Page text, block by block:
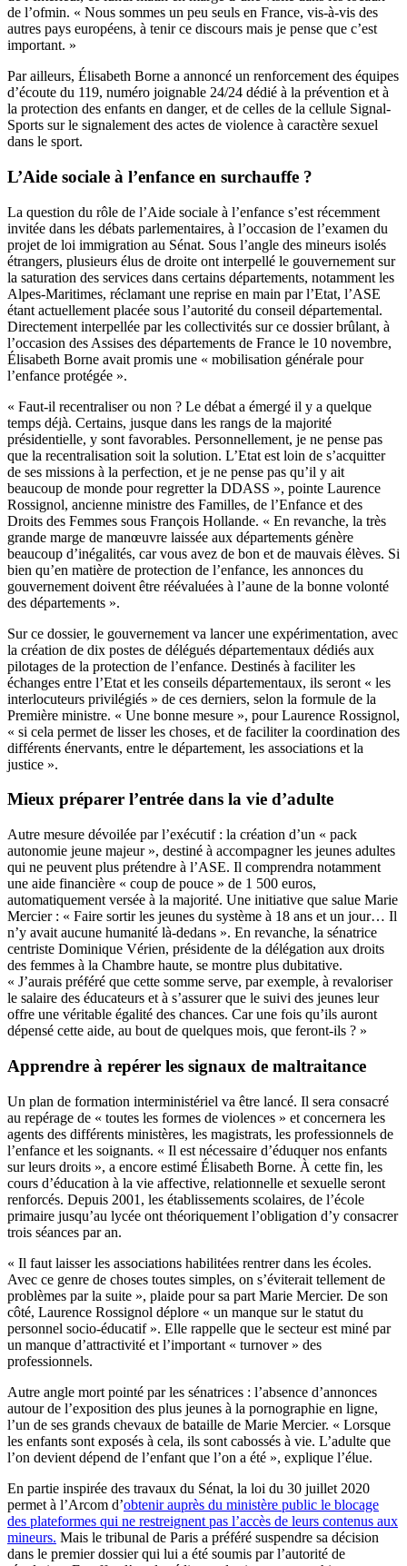
de l’ofmin. « Nous sommes un peu seuls en France, vis-à-vis des
autres pays européens, à tenir ce discours mais je pense que c’est
important. »
Par ailleurs, Élisabeth Borne a annoncé un renforcement des équipes
d’écoute du 119, numéro joignable 24/24 dédié à la prévention et à
la protection des enfants en danger, et de celles de la cellule Signal-
Sports sur le signalement des actes de violence à caractère sexuel
dans le sport.
L’Aide sociale à l’enfance en surchauffe ?
La question du rôle de l’Aide sociale à l’enfance s’est récemment
invitée dans les débats parlementaires, à l’occasion de l’examen du
projet de loi immigration au Sénat. Sous l’angle des mineurs isolés
étrangers, plusieurs élus de droite ont interpellé le gouvernement sur
la saturation des services dans certains départements, notamment les
Alpes-Maritimes, réclamant une reprise en main par l’Etat, l’ASE
étant actuellement placée sous l’autorité du conseil départemental.
Directement interpellée par les collectivités sur ce dossier brûlant, à
l’occasion des Assises des départements de France le 10 novembre,
Élisabeth Borne avait promis une « mobilisation générale pour
l’enfance protégée ».
« Faut-il recentraliser ou non ? Le débat a émergé il y a quelque
temps déjà. Certains, jusque dans les rangs de la majorité
présidentielle, y sont favorables. Personnellement, je ne pense pas
que la recentralisation soit la solution. L’Etat est loin de s’acquitter
de ses missions à la perfection, et je ne pense pas qu’il y ait
beaucoup de monde pour regretter la DDASS », pointe Laurence
Rossignol, ancienne ministre des Familles, de l’Enfance et des
Droits des Femmes sous François Hollande. « En revanche, la très
grande marge de manœuvre laissée aux départements génère
beaucoup d’inégalités, car vous avez de bon et de mauvais élèves. Si
bien qu’en matière de protection de l’enfance, les annonces du
gouvernement doivent être réévaluées à l’aune de la bonne volonté
des départements ».
Sur ce dossier, le gouvernement va lancer une expérimentation, avec
la création de dix postes de délégués départementaux dédiés aux
pilotages de la protection de l’enfance. Destinés à faciliter les
échanges entre l’Etat et les conseils départementaux, ils seront « les
interlocuteurs privilégiés » de ces derniers, selon la formule de la
Première ministre. « Une bonne mesure », pour Laurence Rossignol,
« si cela permet de lisser les choses, et de faciliter la coordination des
différents énervants, entre le département, les associations et la
justice ».
Mieux préparer l’entrée dans la vie d’adulte
Autre mesure dévoilée par l’exécutif : la création d’un « pack
autonomie jeune majeur », destiné à accompagner les jeunes adultes
qui ne peuvent plus prétendre à l’ASE. Il comprendra notamment
une aide financière « coup de pouce » de 1 500 euros,
automatiquement versée à la majorité. Une initiative que salue Marie
Mercier : « Faire sortir les jeunes du système à 18 ans et un jour… Il
n’y avait aucune humanité là-dedans ». En revanche, la sénatrice
centriste Dominique Vérien, présidente de la délégation aux droits
des femmes à la Chambre haute, se montre plus dubitative.
« J’aurais préféré que cette somme serve, par exemple, à revaloriser
le salaire des éducateurs et à s’assurer que le suivi des jeunes leur
offre une véritable égalité des chances. Car une fois qu’ils auront
dépensé cette aide, au bout de quelques mois, que feront-ils ? »
Apprendre à repérer les signaux de maltraitance
Un plan de formation interministériel va être lancé. Il sera consacré
au repérage de « toutes les formes de violences » et concernera les
agents des différents ministères, les magistrats, les professionnels de
l’enfance et les soignants. « Il est nécessaire d’éduquer nos enfants
sur leurs droits », a encore estimé Élisabeth Borne. À cette fin, les
cours d’éducation à la vie affective, relationnelle et sexuelle seront
renforcés. Depuis 2001, les établissements scolaires, de l’école
primaire jusqu’au lycée ont théoriquement l’obligation d’y consacrer
trois séances par an.
« Il faut laisser les associations habilitées rentrer dans les écoles.
Avec ce genre de choses toutes simples, on s’éviterait tellement de
problèmes par la suite », plaide pour sa part Marie Mercier. De son
côté, Laurence Rossignol déplore « un manque sur le statut du
personnel socio-éducatif ». Elle rappelle que le secteur est miné par
un manque d’attractivité et l’important « turnover » des
professionnels.
Autre angle mort pointé par les sénatrices : l’absence d’annonces
autour de l’exposition des plus jeunes à la pornographie en ligne,
l’un de ses grands chevaux de bataille de Marie Mercier. « Lorsque
les enfants sont exposés à cela, ils sont cabossés à vie. L’adulte que
l’on devient dépend de l’enfant que l’on a été », explique l’élue.
En partie inspirée des travaux du Sénat, la loi du 30 juillet 2020
permet à l’Arcom d’obtenir auprès du ministère public le blocage
des plateformes qui ne restreignent pas l’accès de leurs contenus aux
mineurs. Mais le tribunal de Paris a préféré suspendre sa décision
dans le premier dossier qui lui a été soumis par l’autorité de